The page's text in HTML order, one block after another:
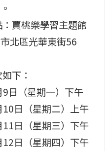
賈桃樂學習主題館
市北區光華東街56
下：
日（星期一）下午
日（星期二）上午
日（星期三）下午
日（星期四）下午